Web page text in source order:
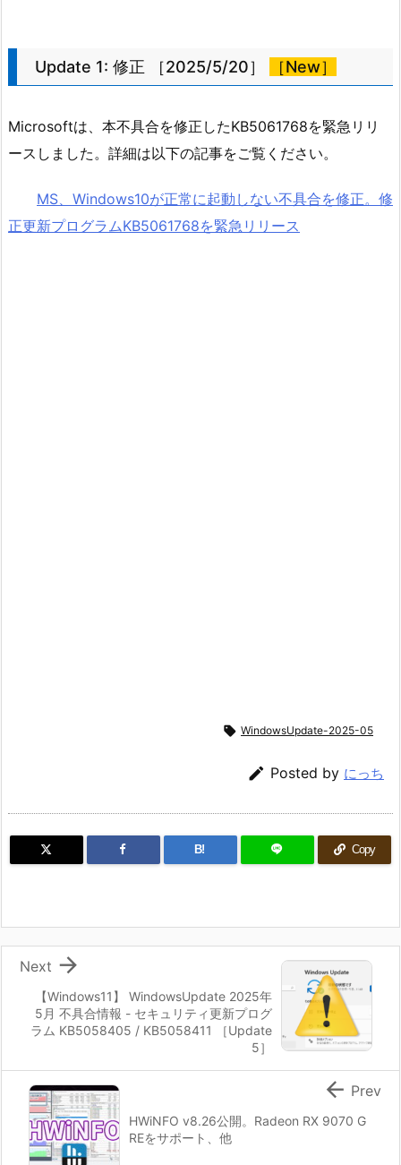
Update 1: 修正 ［2025/5/20］ ［New］
Microsoftは、本不具合を修正したKB5061768を緊急リリ
ースしました。詳細は以下の記事をご覧ください。
MS、Windows10が正常に起動しない不具合を修正。修
正更新プログラムKB5061768を緊急リリース
 WindowsUpdate-2025-05
 Posted by にっち
B! Copy
【Windows11】 WindowsUpdate 2025年
5月 不具合情報 - セキュリティ更新プログ
ラム KB5058405 / KB5058411 ［Update
5］

Next
HWiNFO v8.26公開。Radeon RX 9070 G
REをサポート、他
 Prev